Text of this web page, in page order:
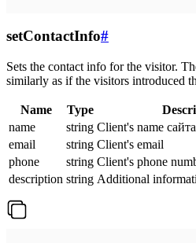
setContactInfo#
Sets the contact info for the visitor.
similarly as if the visitors introduced
Name Type
name
string Client's name сайта
email
string Client's email
phone
string Client's phone
description string Additional